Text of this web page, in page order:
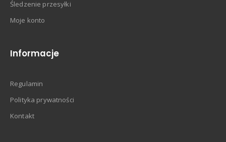
Śledzenie przesyłki
Moje konto
Informacje
Regulamin
Polityka prywatności
Kontakt